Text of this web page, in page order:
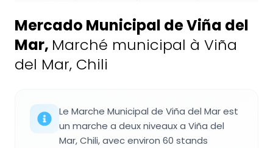
Mercado Municipal de Viña del
Mar, Marché municipal à Viña
del Mar, Chili
Le Marche Municipal de Viña del Mar est
un marche a deux niveaux a Viña del
Mar, Chili, avec environ 60 stands